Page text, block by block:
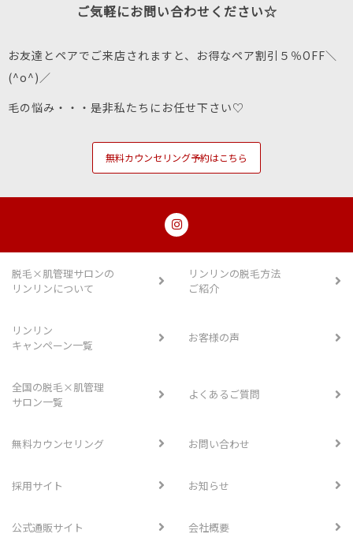
ご気軽にお問い合わせください☆
お友達とペアでご来店されますと、お得なペア割引５％OFF＼
(^o^)／
毛の悩み・・・是非私たちにお任せ下さい♡
無料カウンセリング予約はこちら
脱毛×肌管理サロンの
リンリンについて
リンリンの脱毛方法
ご紹介
リンリン
キャンペーン一覧
お客様の声
全国の脱毛×肌管理
サロン一覧
よくあるご質問
無料カウンセリング お問い合わせ
採用サイト お知らせ
公式通販サイト 会社概要